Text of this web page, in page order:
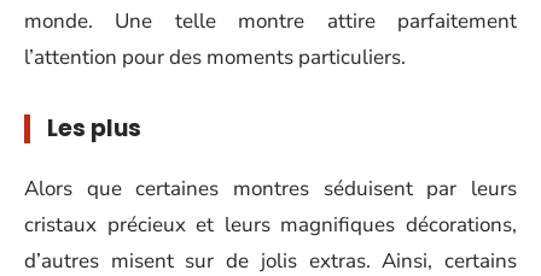
monde. Une telle montre attire parfaitement
l’attention pour des moments particuliers.
Les plus
Alors que certaines montres séduisent par leurs
cristaux précieux et leurs magnifiques décorations,
d’autres misent sur de jolis extras. Ainsi, certains